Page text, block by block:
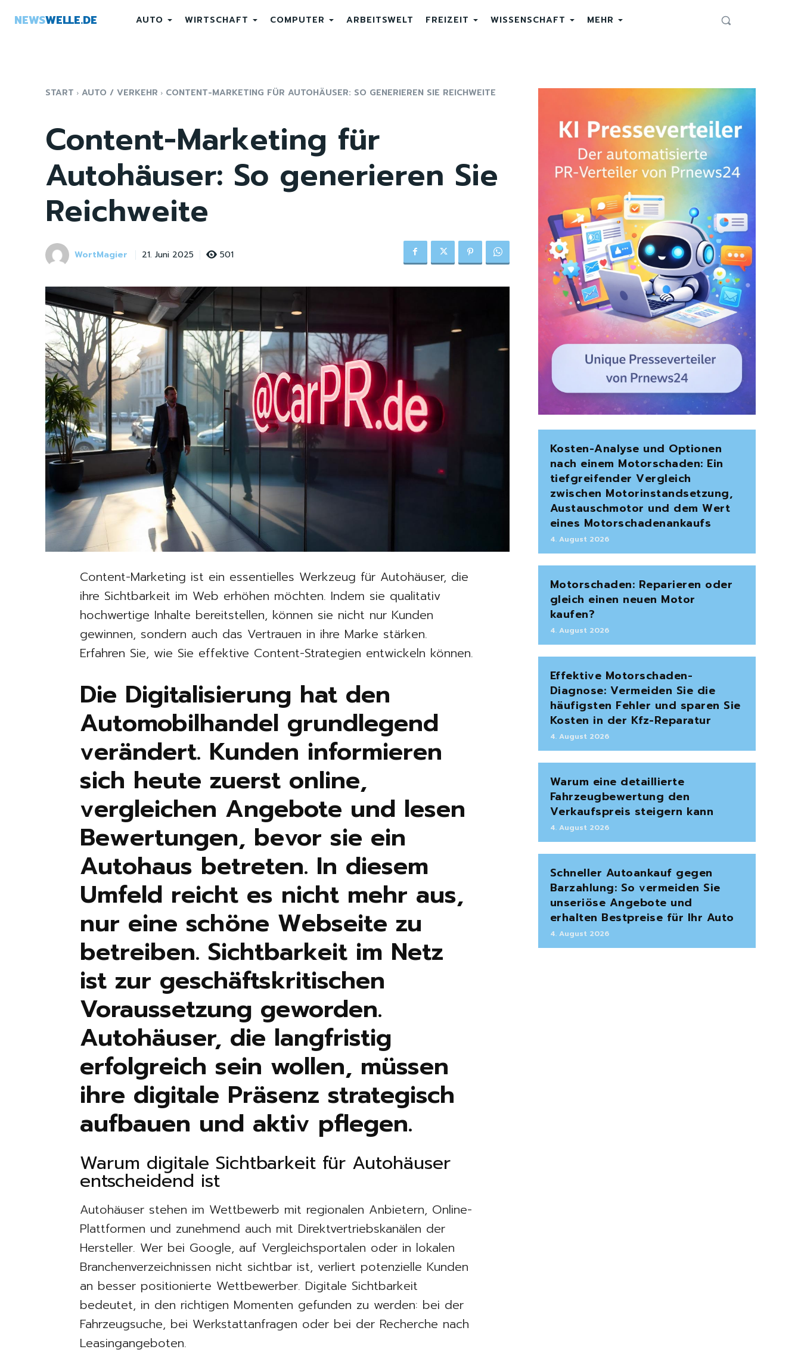
NEWSWELLE.DE AUTO WIRTSCHAFT COMPUTER ARBEITSWELT FREIZEIT WISSENSCHAFT MEHR
START AUTO / VERKEHR CONTENT-MARKETING FÜR AUTOHÄUSER: SO GENERIEREN SIE REICHWEITE
Content-Marketing für
Autohäuser: So generieren Sie
Reichweite
WortMagier 21. Juni 2025 501
Content-Marketing ist ein essentielles Werkzeug für Autohäuser, die
ihre Sichtbarkeit im Web erhöhen möchten. Indem sie qualitativ
hochwertige Inhalte bereitstellen, können sie nicht nur Kunden
gewinnen, sondern auch das Vertrauen in ihre Marke stärken.
Erfahren Sie, wie Sie effektive Content-Strategien entwickeln können.
Die Digitalisierung hat den
Automobilhandel grundlegend
verändert. Kunden informieren
sich heute zuerst online,
vergleichen Angebote und lesen
Bewertungen, bevor sie ein
Autohaus betreten. In diesem
Umfeld reicht es nicht mehr aus,
nur eine schöne Webseite zu
betreiben. Sichtbarkeit im Netz
ist zur geschäftskritischen
Voraussetzung geworden.
Autohäuser, die langfristig
erfolgreich sein wollen, müssen
ihre digitale Präsenz strategisch
aufbauen und aktiv pflegen.
Warum digitale Sichtbarkeit für Autohäuser
entscheidend ist
Autohäuser stehen im Wettbewerb mit regionalen Anbietern, Online-
Plattformen und zunehmend auch mit Direktvertriebskanälen der
Hersteller. Wer bei Google, auf Vergleichsportalen oder in lokalen
Branchenverzeichnissen nicht sichtbar ist, verliert potenzielle Kunden
an besser positionierte Wettbewerber. Digitale Sichtbarkeit
bedeutet, in den richtigen Momenten gefunden zu werden: bei der
Fahrzeugsuche, bei Werkstattanfragen oder bei der Recherche nach
Leasingangeboten.
Kosten-Analyse und Optionen
nach einem Motorschaden: Ein
tiefgreifender Vergleich
zwischen Motorinstandsetzung,
Austauschmotor und dem Wert
eines Motorschadenankaufs
4. August 2026
Motorschaden: Reparieren oder
gleich einen neuen Motor
kaufen?
4. August 2026
Effektive Motorschaden-
Diagnose: Vermeiden Sie die
häufigsten Fehler und sparen Sie
Kosten in der Kfz-Reparatur
4. August 2026
Warum eine detaillierte
Fahrzeugbewertung den
Verkaufspreis steigern kann
4. August 2026
Schneller Autoankauf gegen
Barzahlung: So vermeiden Sie
unseriöse Angebote und
erhalten Bestpreise für Ihr Auto
4. August 2026